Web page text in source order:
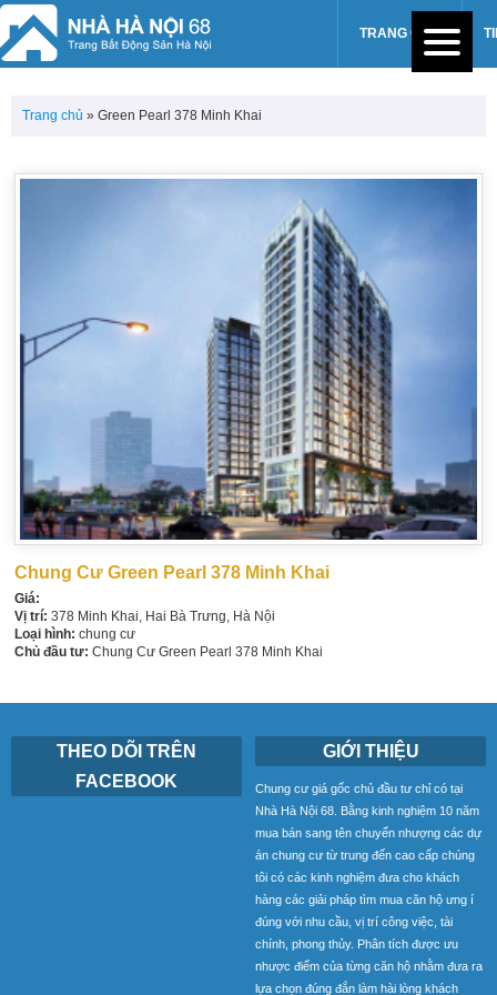
TRANG CHỦ
Trang chủ » Green Pearl 378 Minh Khai
Chung Cư Green Pearl 378 Minh Khai
Giá:
Vị trí: 378 Minh Khai, Hai Bà Trưng, Hà Nội
Loại hình: chung cư
Chủ đầu tư: Chung Cư Green Pearl 378 Minh Khai
THEO DÕI TRÊN
FACEBOOK
GIỚI THIỆU
Chung cư giá gốc chủ đầu tư chỉ có tại
Nhà Hà Nội 68. Bằng kinh nghiệm 10 năm
mua bán sang tên chuyển nhượng các dự
án chung cư từ trung đến cao cấp chúng
tôi có các kinh nghiệm đưa cho khách
hàng các giải pháp tìm mua căn hộ ưng í
đúng với nhu cầu, vị trí công việc, tài
chính, phong thủy. Phân tích được ưu
nhược điểm của từng căn hộ nhằm đưa ra
lựa chọn đúng đắn làm hài lòng khách